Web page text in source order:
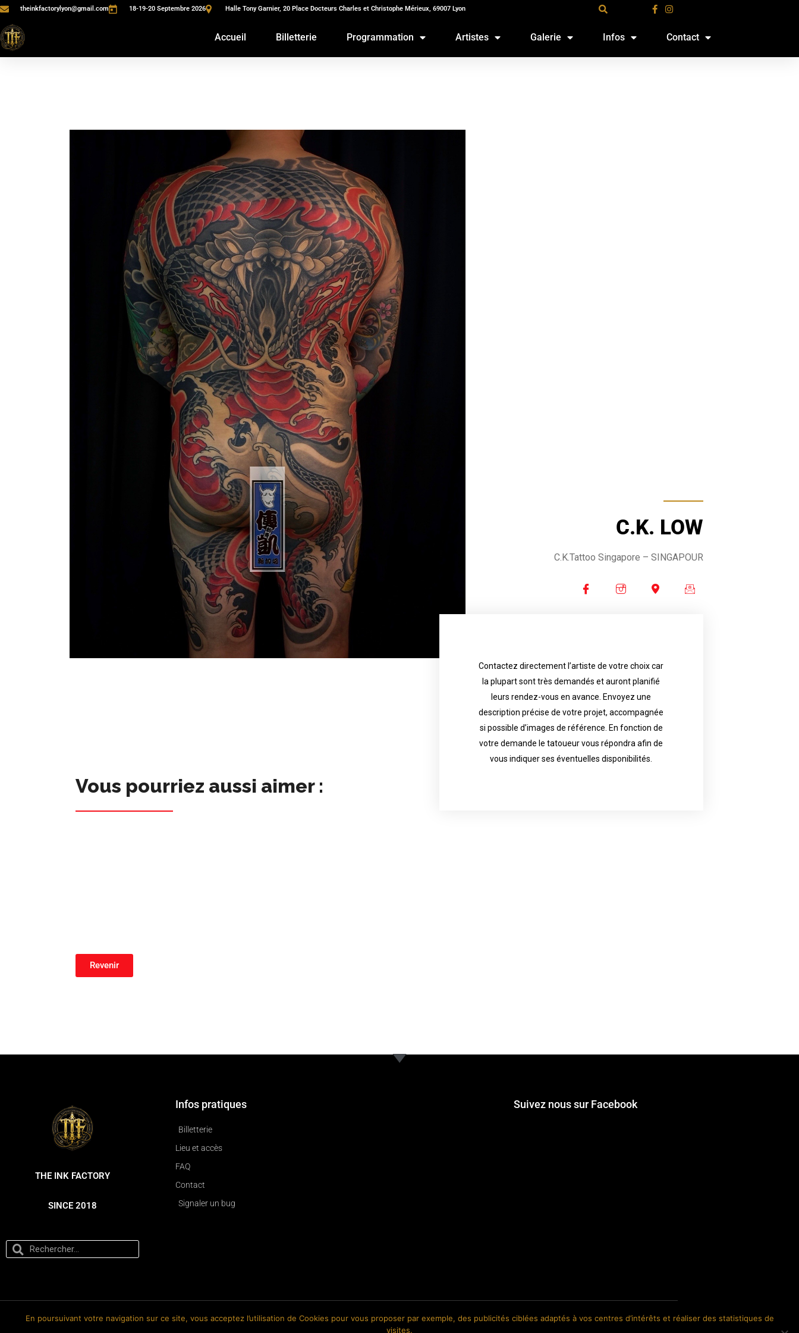
theinkfactorylyon@gmail.com 18-19-20 Septembre 2026 Halle Tony Garnier, 20 Place Docteurs Charles et Christophe Mérieux, 69007 Lyon
Accueil Billetterie Programmation Artistes Galerie Infos Contact
C.K. LOW
C.K.Tattoo Singapore – SINGAPOUR
Contactez directement l’artiste de votre choix car
la plupart sont très demandés et auront planifié
leurs rendez-vous en avance. Envoyez une
description précise de votre projet, accompagnée
si possible d’images de référence. En fonction de
votre demande le tatoueur vous répondra afin de
vous indiquer ses éventuelles disponibilités.
Contact directly the artist of your choice because
most are in great demand and will have planned
their appointments in advance. Send an accurate
description of your project, if possible attached
with reference images. Depending your request,
the tattoo artist will answer to tell you his
availability.
Vous pourriez aussi aimer :
Revenir
THE INK FACTORY
SINCE 2018
Infos pratiques
Billetterie
Lieu et accès
FAQ
Contact
Signaler un bug
Suivez nous sur Facebook
En poursuivant votre navigation sur ce site, vous acceptez l’utilisation de Cookies pour vous proposer par exemple, des publicités ciblées adaptés à vos centres d’intérêts et réaliser des statistiques de
visites.